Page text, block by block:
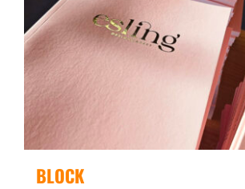
BLOCK